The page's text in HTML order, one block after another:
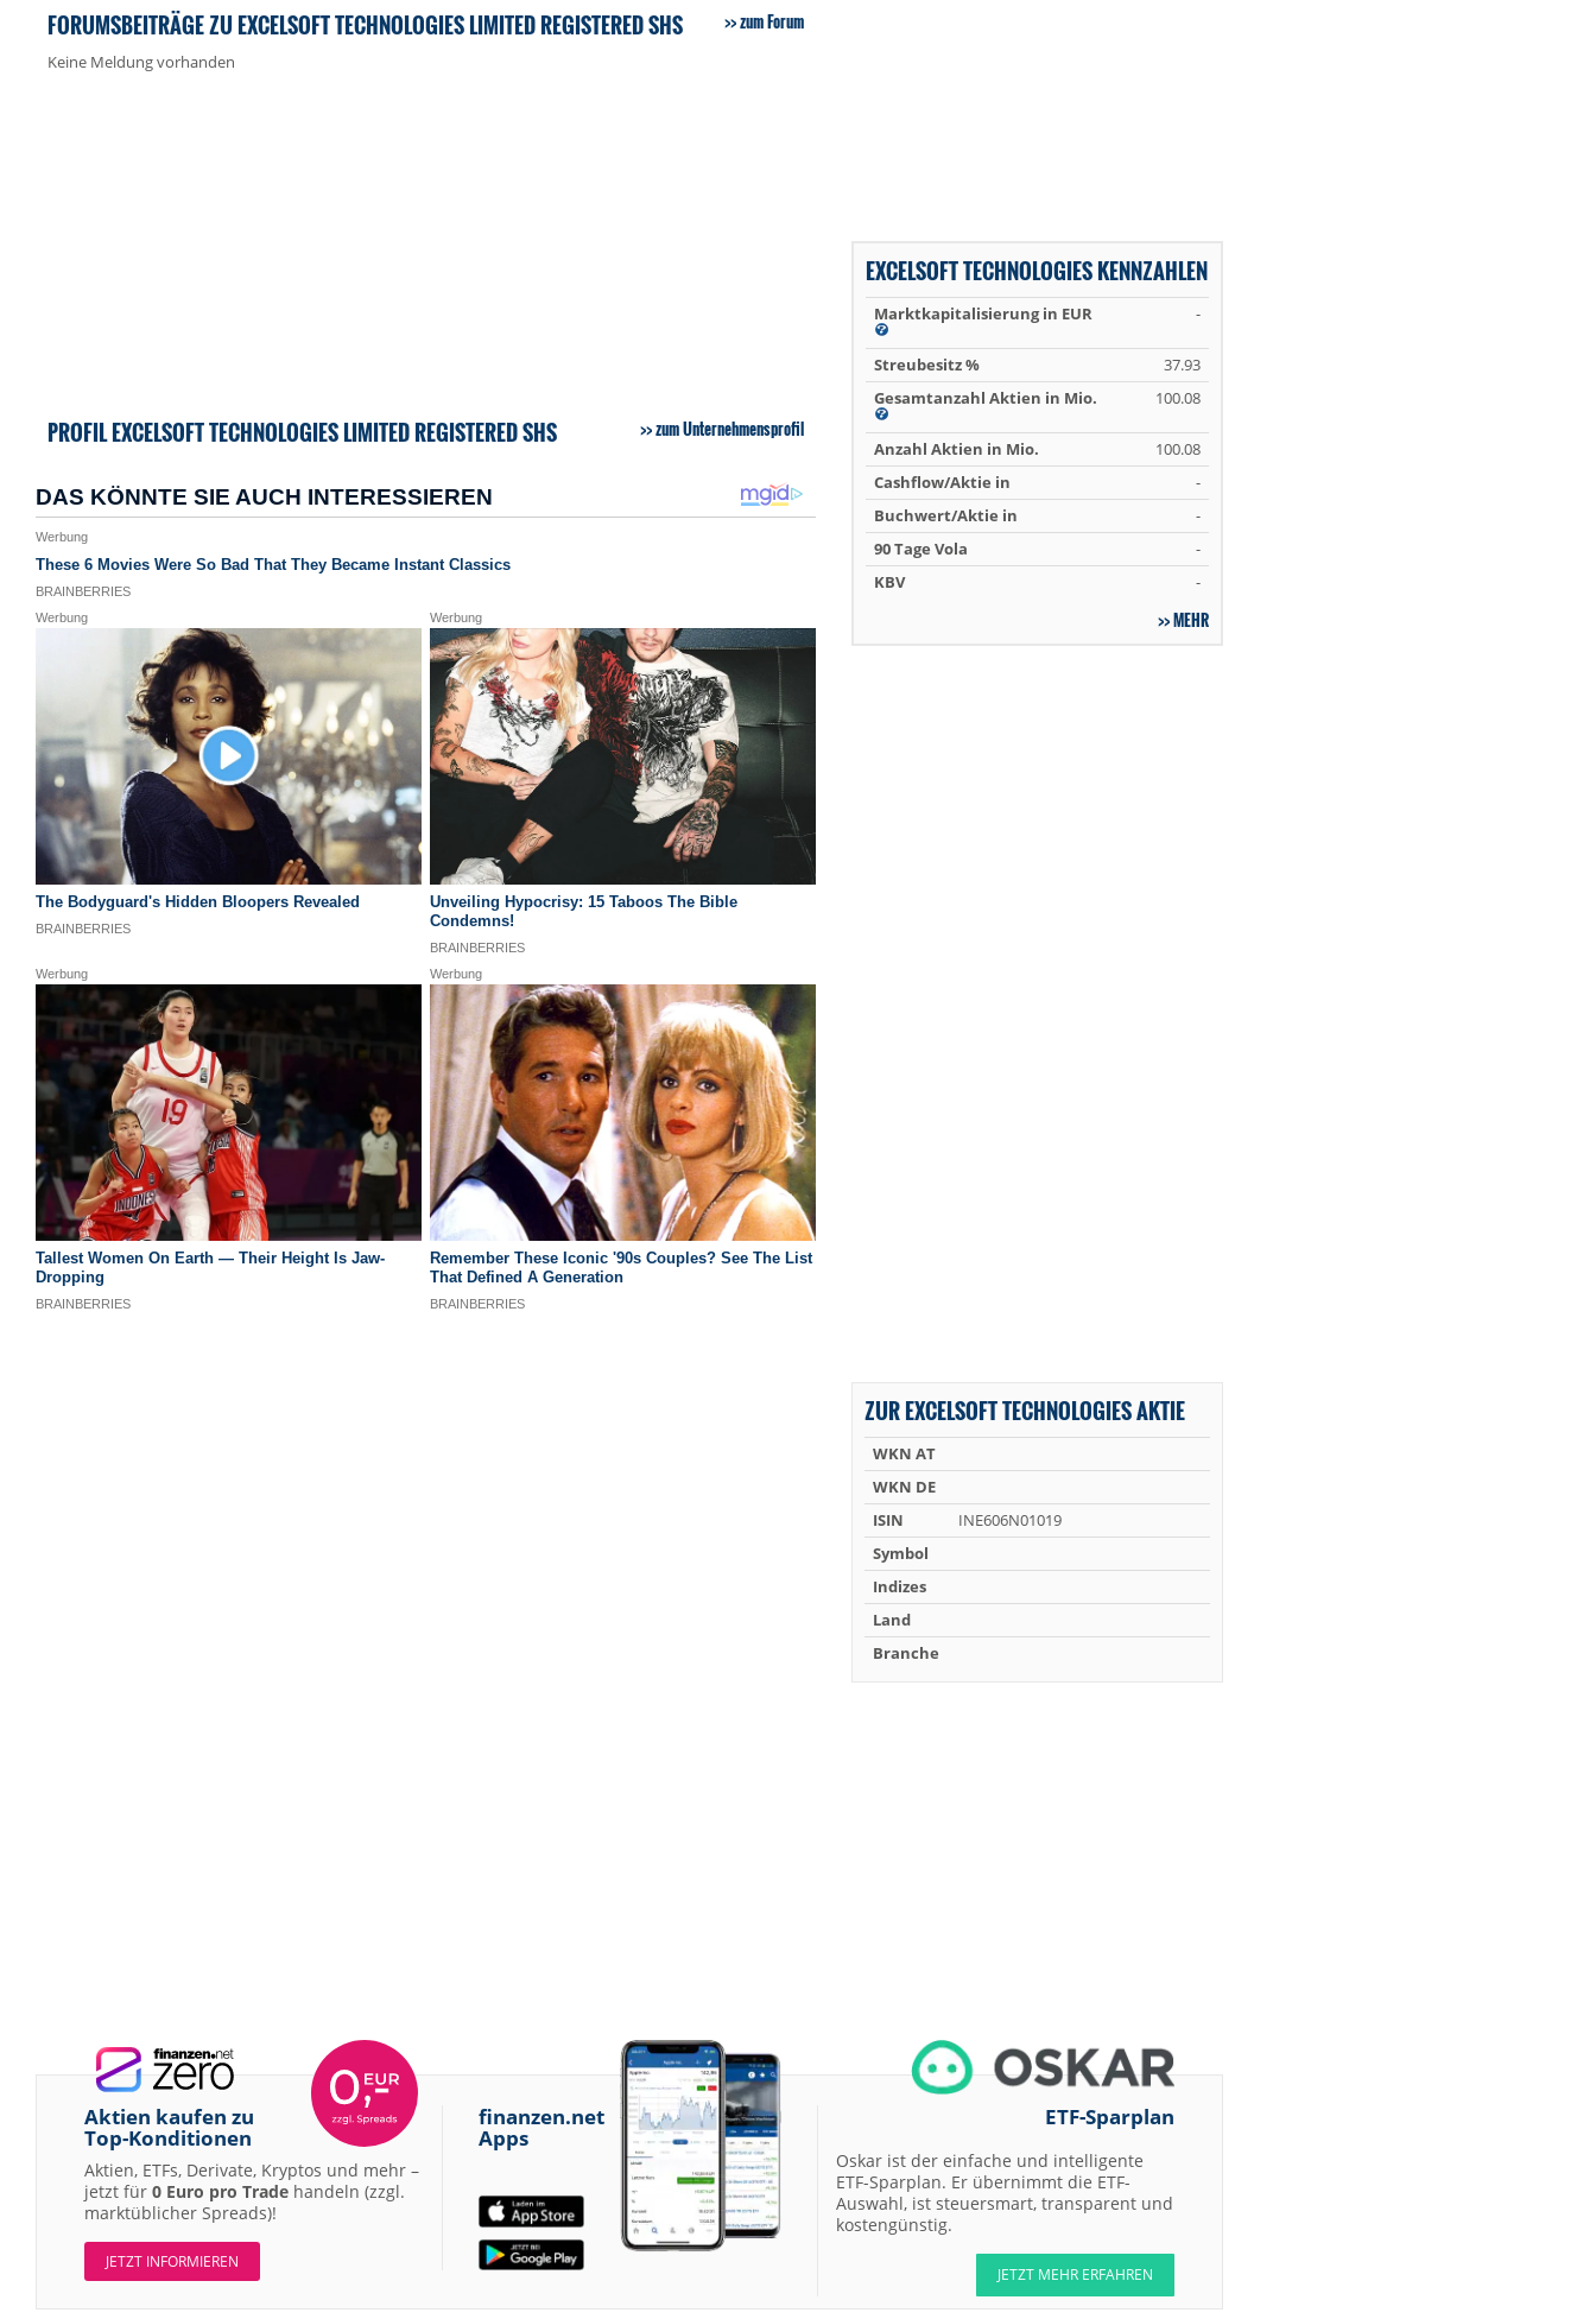
FORUMSBEITRÄGE ZU EXCELSOFT TECHNOLOGIES LIMITED REGISTERED SHS zum Forum
Keine Meldung vorhanden
PROFIL EXCELSOFT TECHNOLOGIES LIMITED REGISTERED SHS zum Unternehmensprofil
EXCELSOFT TECHNOLOGIES KENNZAHLEN
Marktkapitalisierung in EUR -
Streubesitz %
37.93
Gesamtanzahl Aktien in Mio.
100.08
Anzahl Aktien in Mio.
100.08
Cashflow/Aktie in
-
Buchwert/Aktie in
-
90 Tage Vola
-
KBV
-
MEHR
ZUR EXCELSOFT TECHNOLOGIES AKTIE
WKN AT
WKN DE
ISIN
INE606N01019
Symbol
Indizes
Land
Branche
Aktien kaufen zu
Top-Konditionen
Aktien, ETFs, Derivate, Kryptos und mehr –
jetzt für 0 Euro pro Trade handeln (zzgl.
marktüblicher Spreads)!
JETZT INFORMIEREN
finanzen.net
Apps
ETF-Sparplan
Oskar ist der einfache und intelligente
ETF-Sparplan. Er übernimmt die ETF-
Auswahl, ist steuersmart, transparent und
kostengünstig.
JETZT MEHR ERFAHREN